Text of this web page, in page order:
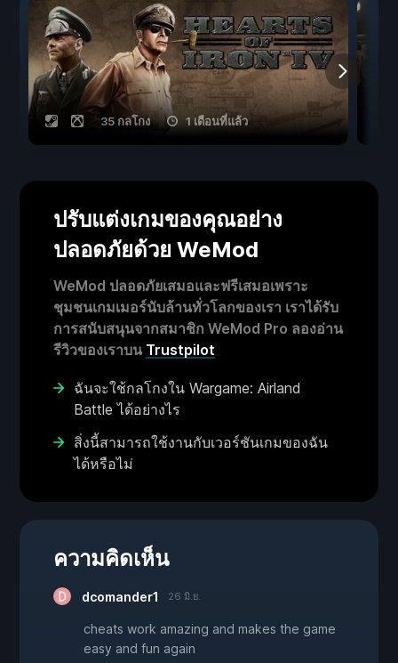
35 กลโกง 1 เดือนที่แล้ว
ปรับแต่งเกมของคุณอย่าง
ปลอดภัยด้วย WeMod
WeMod ปลอดภัยเสมอและฟรีเสมอเพราะ
ชุมชนเกมเมอร์นับล้านทั่วโลกของเรา เราได้รับ
การสนับสนุนจากสมาชิก WeMod Pro ลองอ่าน
รีวิวของเราบน Trustpilot
ฉันจะใช้กลโกงใน Wargame: Airland
Battle ได้อย่างไร
สิ่งนี้สามารถใช้งานกับเวอร์ชันเกมของฉัน
ได้หรือไม่
ความคิดเห็น
dcomander1 26 มิ.ย.
cheats work amazing and makes the game
easy and fun again